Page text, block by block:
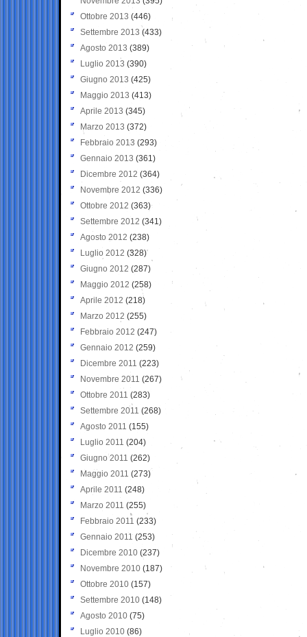
Ottobre 2013 (446)
Settembre 2013 (433)
Agosto 2013 (389)
Luglio 2013 (390)
Giugno 2013 (425)
Maggio 2013 (413)
Aprile 2013 (345)
Marzo 2013 (372)
Febbraio 2013 (293)
Gennaio 2013 (361)
Dicembre 2012 (364)
Novembre 2012 (336)
Ottobre 2012 (363)
Settembre 2012 (341)
Agosto 2012 (238)
Luglio 2012 (328)
Giugno 2012 (287)
Maggio 2012 (258)
Aprile 2012 (218)
Marzo 2012 (255)
Febbraio 2012 (247)
Gennaio 2012 (259)
Dicembre 2011 (223)
Novembre 2011 (267)
Ottobre 2011 (283)
Settembre 2011 (268)
Agosto 2011 (155)
Luglio 2011 (204)
Giugno 2011 (262)
Maggio 2011 (273)
Aprile 2011 (248)
Marzo 2011 (255)
Febbraio 2011 (233)
Gennaio 2011 (253)
Dicembre 2010 (237)
Novembre 2010 (187)
Ottobre 2010 (157)
Settembre 2010 (148)
Agosto 2010 (75)
Luglio 2010 (86)